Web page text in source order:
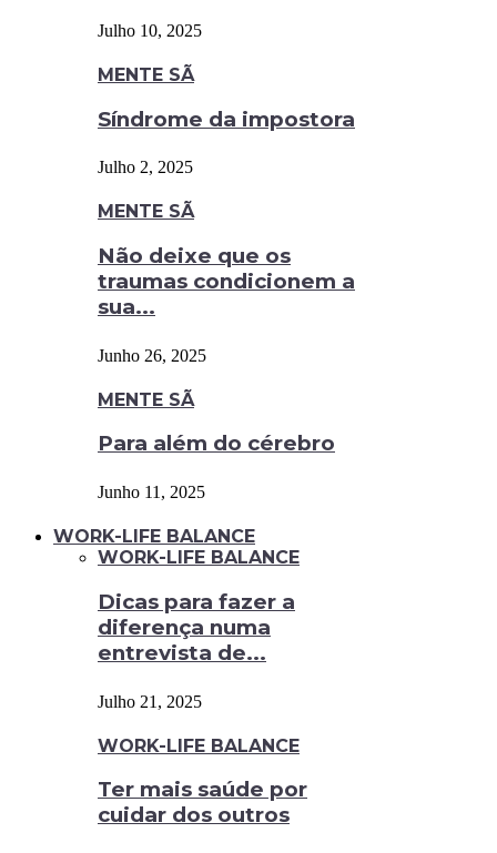
Julho 10, 2025
MENTE SÃ
Síndrome da impostora
Julho 2, 2025
MENTE SÃ
Não deixe que os
traumas condicionem a
sua...
Junho 26, 2025
MENTE SÃ
Para além do cérebro
Junho 11, 2025
WORK-LIFE BALANCE
WORK-LIFE BALANCE
Dicas para fazer a
diferença numa
entrevista de...
Julho 21, 2025
WORK-LIFE BALANCE
Ter mais saúde por
cuidar dos outros